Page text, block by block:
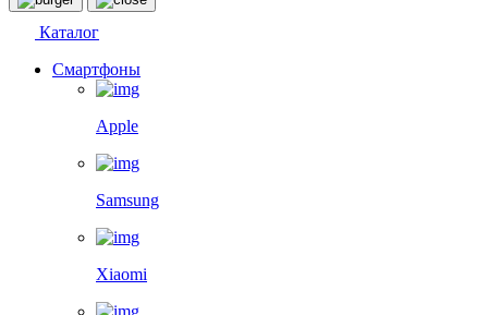
Каталог
Смартфоны
Apple
Samsung
Xiaomi